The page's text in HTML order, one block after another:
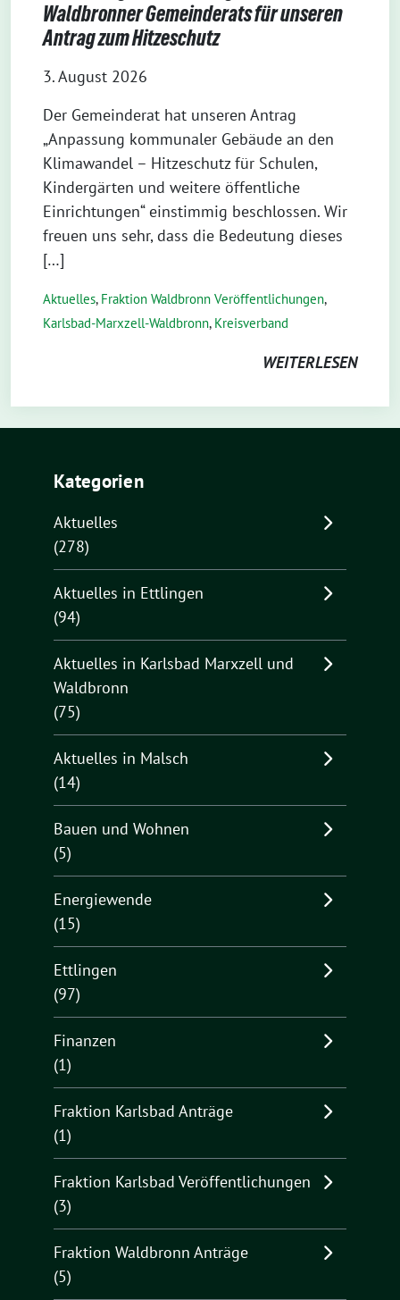
Waldbronner Gemeinderats für unseren
Antrag zum Hitzeschutz
3. August 2026
Der Gemeinderat hat unseren Antrag
„Anpassung kommunaler Gebäude an den
Klimawandel – Hitzeschutz für Schulen,
Kindergärten und weitere öffentliche
Einrichtungen“ einstimmig beschlossen. Wir
freuen uns sehr, dass die Bedeutung dieses
[…]
Aktuelles, Fraktion Waldbronn Veröffentlichungen,
Karlsbad-Marxzell-Waldbronn, Kreisverband
WEITERLESEN
Kategorien
Aktuelles
(278)
Aktuelles in Ettlingen
(94)
Aktuelles in Karlsbad Marxzell und
Waldbronn
(75)
Aktuelles in Malsch
(14)
Bauen und Wohnen
(5)
Energiewende
(15)
Ettlingen
(97)
Finanzen
(1)
Fraktion Karlsbad Anträge
(1)
Fraktion Karlsbad Veröffentlichungen
(3)
Fraktion Waldbronn Anträge
(5)